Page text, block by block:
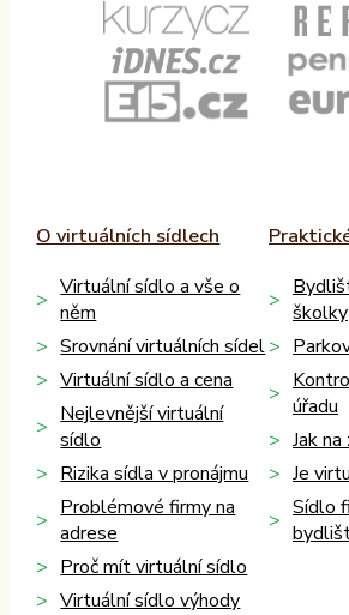
O virtuálních sídlech
Virtuální sídlo a vše o
něm
Srovnání virtuálních sídel
Virtuální sídlo a cena
Nejlevnější virtuální
sídlo
Rizika sídla v pronájmu
Problémové firmy na
adrese
Proč mít virtuální sídlo
Virtuální sídlo výhody
školky
úřadu
Jak
Je
Sídlo